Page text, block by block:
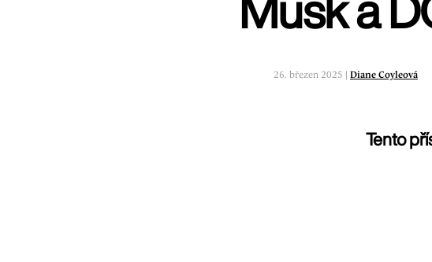
Musk a
26. březen 2025 | Diane Coyleová
Tento